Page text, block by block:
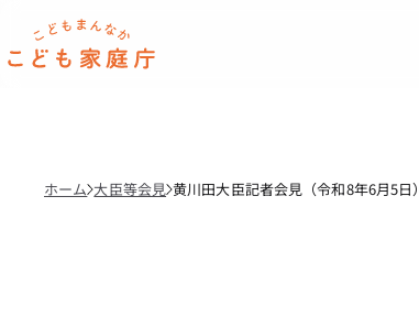
ホーム 大臣等会見 黄川田大臣記者会見（令和8年6月5日）